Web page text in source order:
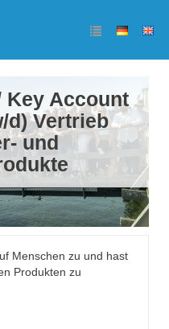
Key Account
d) Vertrieb
und
Menschen zu und hast
Produkten zu